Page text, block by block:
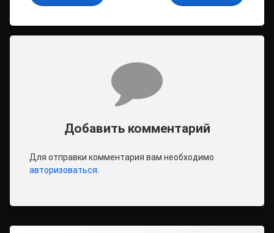
Добавить комментарий
Для отправки комментария вам необходимо
авторизоваться